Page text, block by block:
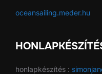
oceansailing.meder.hu
honlapkészítés :